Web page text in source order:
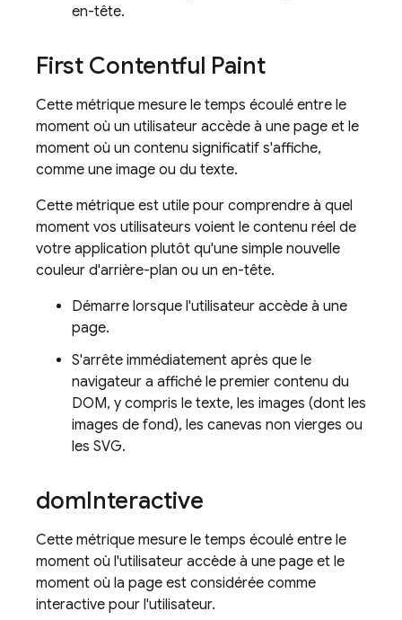
en-tête.
First Contentful Paint
Cette métrique mesure le temps écoulé entre le
moment où un utilisateur accède à une page et le
moment où un contenu significatif s'affiche,
comme une image ou du texte.
Cette métrique est utile pour comprendre à quel
moment vos utilisateurs voient le contenu réel de
votre application plutôt qu'une simple nouvelle
couleur d'arrière-plan ou un en-tête.
Démarre lorsque l'utilisateur accède à une
page.
S'arrête immédiatement après que le
navigateur a affiché le premier contenu du
DOM, y compris le texte, les images (dont les
images de fond), les canevas non vierges ou
les SVG.
domInteractive
Cette métrique mesure le temps écoulé entre le
moment où l'utilisateur accède à une page et le
moment où la page est considérée comme
interactive pour l'utilisateur.